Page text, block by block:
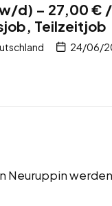
d) – 27,00 €
Teilzeitjob
24/06/